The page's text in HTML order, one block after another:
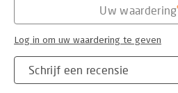
Schrijf een recensie
Uw waardering
Log in om uw waardering te geven